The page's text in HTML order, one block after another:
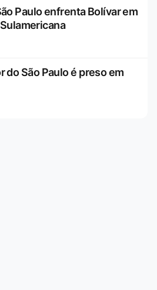
Paulo enfrenta Bolívar em
do São Paulo é preso em